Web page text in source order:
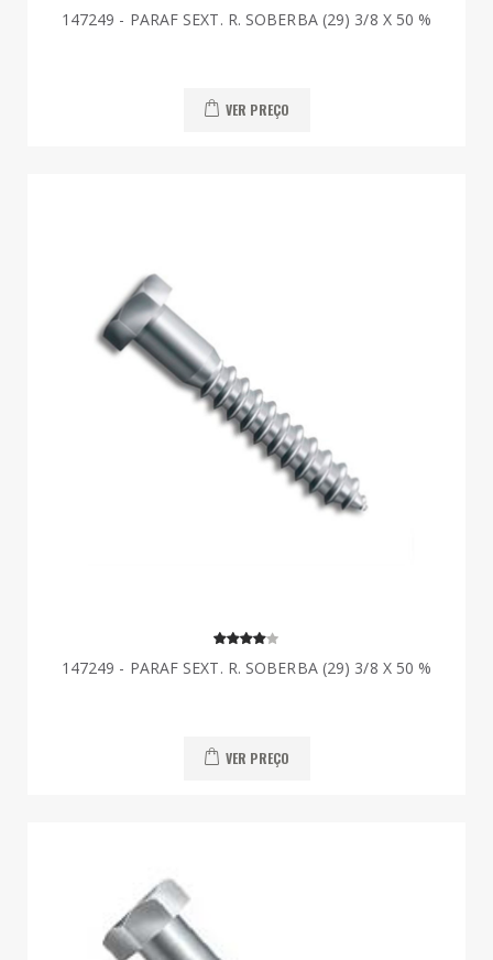
147249 - PARAF SEXT. R. SOBERBA (29) 3/8 X 50 %
VER PREÇO
147249 - PARAF SEXT. R. SOBERBA (29) 3/8 X 50 %
VER PREÇO